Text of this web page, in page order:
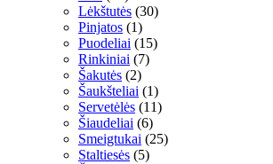
Lėkštutės (30)
Pinjatos (1)
Puodeliai (15)
Rinkiniai (7)
Šakutės (2)
Šaukšteliai (1)
Servetėlės (11)
Šiaudeliai (6)
Smeigtukai (25)
Staltiesės (5)